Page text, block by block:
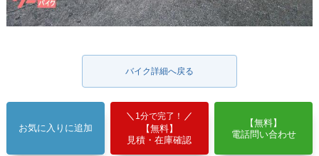
バイク詳細へ戻る
お気に入りに追加
1分で完了！
【無料】
見積・在庫確認
【無料】
電話問い合わせ